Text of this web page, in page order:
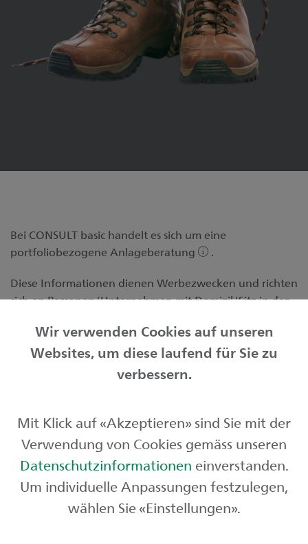
Bei CONSULT basic handelt es sich um eine
portfoliobezogene Anlageberatung
.
Diese Informationen dienen Werbezwecken und richten
sich an Personen/Unternehmen mit Domizil/Sitz in der
Privatkunden
Börse und Märkte
Über uns
Wir verwenden Cookies auf unseren
Websites, um diese laufend für Sie zu
verbessern.
Mit Klick auf «Akzeptieren» sind Sie mit der
Verwendung von Cookies gemäss unseren
Datenschutzinformationen einverstanden.
Um individuelle Anpassungen festzulegen,
wählen Sie «Einstellungen».